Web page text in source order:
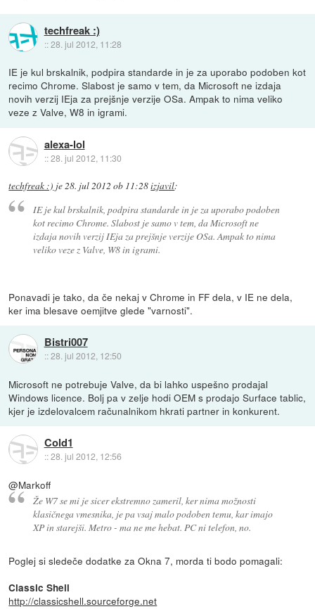
techfreak :)
::28. jul 2012, 11:28
IE je kul brskalnik, podpira standarde in je za uporabo podoben kot
recimo Chrome. Slabost je samo v tem, da Microsoft ne izdaja
novih verzij IEja za prejšnje verzije OSa. Ampak to nima veliko
veze z Valve, W8 in igrami.
alexa-lol
::28. jul 2012, 11:30
techfreak :) je28. jul 2012 ob 11:28izjavil:
IE je kul brskalnik, podpira standarde in je za uporabo podoben
kot recimo Chrome. Slabost je samo v tem, da Microsoft ne
izdaja novih verzij IEja za prejšnje verzije OSa. Ampak to nima
veliko veze z Valve, W8 in igrami.
Ponavadi je tako, da če nekaj v Chrome in FF dela, v IE ne dela,
ker ima blesave oemjitve glede "varnosti".
Bistri007
::28. jul 2012, 12:50
Microsoft ne potrebuje Valve, da bi lahko uspešno prodajal
Windows licence. Bolj pa v zelje hodi OEM s prodajo Surface tablic,
kjer je izdelovalcem računalnikom hkrati partner in konkurent.
Cold1
::28. jul 2012, 12:56
@Markoff
Že W7 se mi je sicer ekstremno zameril, ker nima možnosti
klasičnega vmesnika, je pa vsaj malo podoben temu, kar imajo
XP in starejši. Metro - ma ne me hebat. PC ni telefon, no.
Poglej si sledeče dodatke za Okna 7, morda ti bodo pomagali:
Classic Shell
http://classicshell.sourceforge.net